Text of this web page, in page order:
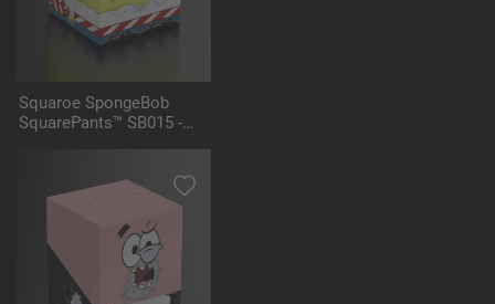
Squaroe SpongeBob
SquarePants™ SB015 -